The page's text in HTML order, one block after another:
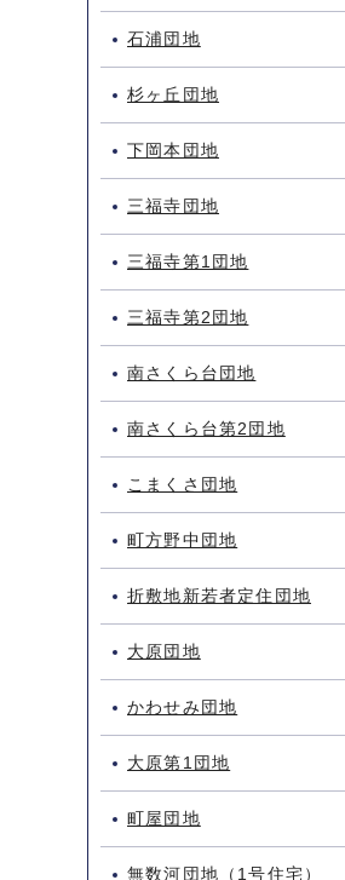
石浦団地
杉ヶ丘団地
下岡本団地
三福寺団地
三福寺第1団地
三福寺第2団地
南さくら台団地
南さくら台第2団地
こまくさ団地
町方野中団地
折敷地新若者定住団地
大原団地
かわせみ団地
大原第1団地
町屋団地
無数河団地（1号住宅）